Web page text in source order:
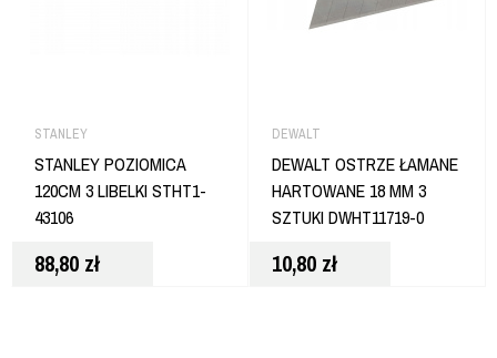
STANLEY
STANLEY POZIOMICA
120CM 3 LIBELKI STHT1-
43106
88,80 zł
DEWALT
DEWALT OSTRZE ŁAMANE
HARTOWANE 18 MM 3
SZTUKI DWHT11719-0
10,80 zł